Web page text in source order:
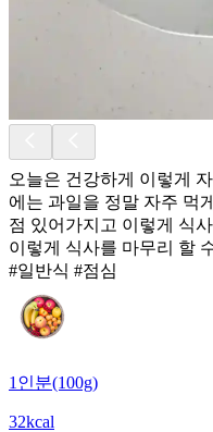
오늘은 건강하게 이렇게
에는 과일을 정말 자주 먹
점 있어가지고 이렇게 식
이렇게 식사를 마무리 할
#일반식 #점심
1인분(100g)
32kcal